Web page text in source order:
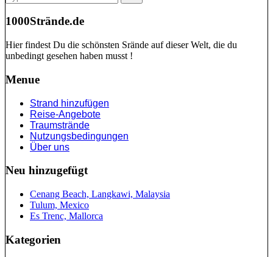
1000Strände.de
Hier findest Du die schönsten Srände auf dieser Welt, die du
unbedingt gesehen haben musst !
Menue
Strand hinzufügen
Reise-Angebote
Traumstrände
Nutzungsbedingungen
Über uns
Neu hinzugefügt
Cenang Beach, Langkawi, Malaysia
Tulum, Mexico
Es Trenc, Mallorca
Kategorien